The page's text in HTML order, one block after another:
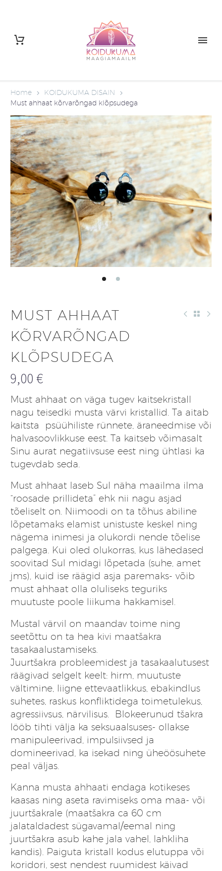
Home
KOIDUKUMA DISAIN
Must ahhaat kõrvarõngad klõpsudega
MUST AHHAAT
KÕRVARÕNGAD
KLÕPSUDEGA
9,00 €
Must ahhaat on väga tugev kaitsekristall
nagu teisedki musta värvi kristallid. Ta aitab
kaitsta psüühiliste rünnete, äraneedmise või
halvasoovlikkuse eest. Ta kaitseb võimasalt
Sinu aurat negatiivsuse eest ning ühtlasi ka
tugevdab seda.
Must ahhaat laseb Sul näha maailma ilma
“roosade prillideta” ehk nii nagu asjad
tõeliselt on. Niimoodi on ta tõhus abiline
lõpetamaks elamist unistuste keskel ning
nägema inimesi ja olukordi nende tõelise
palgega. Kui oled olukorras, kus lähedased
soovitad Sul midagi lõpetada (suhe, amet
jms), kuid ise räägid asja paremaks- võib
must ahhaat olla oluliseks teguriks
muutuste poole liikuma hakkamisel.
Mustal värvil on maandav toime ning
seetõttu on ta hea kivi maatšakra
tasakaalustamiseks.
Juurtšakra probleemidest ja tasakaalutusest
räägivad selgelt keelt: hirm, muutuste
vältimine, liigne ettevaatlikkus, ebakindlus
suhetes, raskus konfliktidega toimetulekus,
agressiivsus, närvilisus. Blokeerunud tšakra
lööb tihti välja ka seksuaalsuses- ollakse
manipuleerivad, impulsiivsed ja
domineerivad, ka isekad ning üheöösuhete
peal väljas.
Kanna musta ahhaati endaga kotikeses
kaasas ning aseta ravimiseks oma maa- või
juurtšakrale (maatšakra ca 60 cm
jalataldadest sügavamal/eemal ning
juurtšakra asub kahe jala vahel, lahkliha
kandis). Paiguta kristall kodus elutuppa või
koridori, sest nendest ruumidest käivad